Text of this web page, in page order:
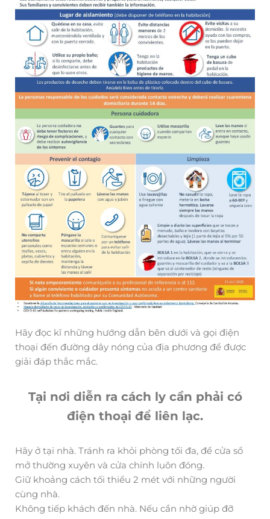
Hãy đọc kĩ những hướng dẫn bên dưới và gọi điện
thoại đến đường dây nóng của địa phương để được
giải đáp thắc mắc.
Tại nơi diễn ra cách ly cần phải có
điện thoại để liên lạc.
Hãy ở tại nhà. Tránh ra khỏi phòng tối đa, để cửa sổ
mở thường xuyên và cửa chính luôn đóng.
Giữ khoảng cách tối thiểu 2 mét với những người
cùng nhà.
Không tiếp khách đến nhà. Nếu cần nhờ giúp đỡ